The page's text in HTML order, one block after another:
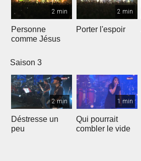
2 min
Personne
comme Jésus
2 min
Porter l'espoir
Saison 3
2 min
Déstresse un
peu
1 min
Qui pourrait
combler le vide